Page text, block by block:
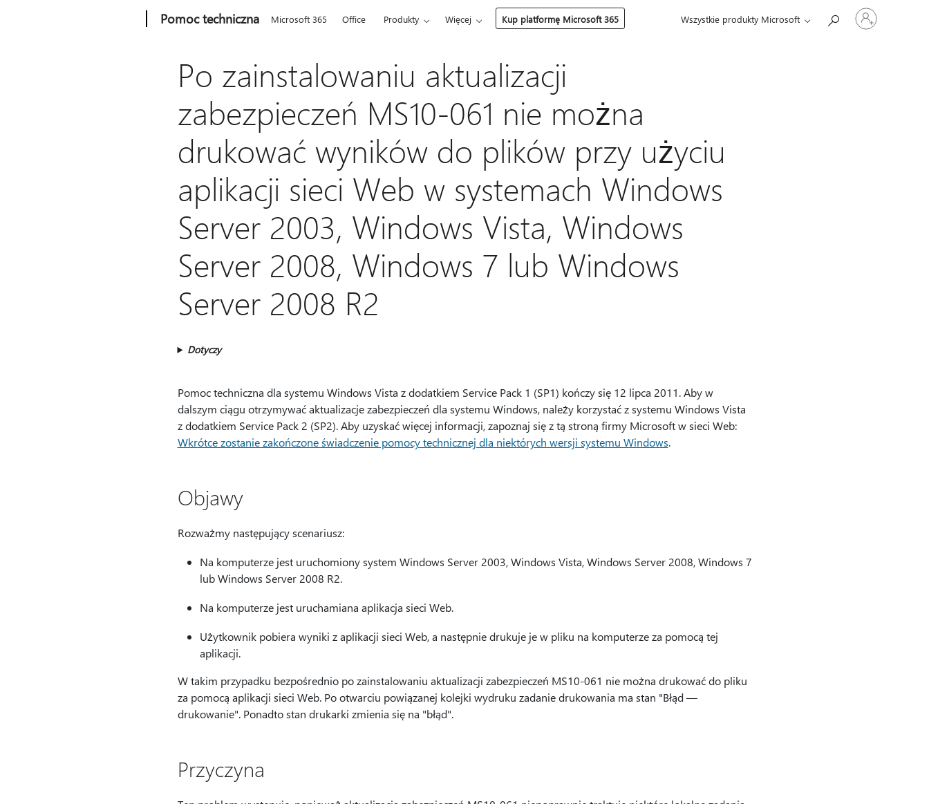
Pomoc techniczna Microsoft 365 Office Produkty Więcej Kup platformę Microsoft 365 Wszystkie produkty Microsoft
Zaloguj
się
do
Po zainstalowaniu aktualizacji
zabezpieczeń MS10-061 nie można
drukować wyników do plików przy użyciu
aplikacji sieci Web w systemach Windows
Server 2003, Windows Vista, Windows
Server 2008, Windows 7 lub Windows
Server 2008 R2
Dotyczy
Pomoc techniczna dla systemu Windows Vista z dodatkiem Service Pack 1 (SP1) kończy się 12 lipca 2011. Aby w
dalszym ciągu otrzymywać aktualizacje zabezpieczeń dla systemu Windows, należy korzystać z systemu Windows Vista
z dodatkiem Service Pack 2 (SP2). Aby uzyskać więcej informacji, zapoznaj się z tą stroną firmy Microsoft w sieci Web:
Wkrótce zostanie zakończone świadczenie pomocy technicznej dla niektórych wersji systemu Windows.
Objawy
Rozważmy następujący scenariusz:
Na komputerze jest uruchomiony system Windows Server 2003, Windows Vista, Windows Server 2008, Windows 7
lub Windows Server 2008 R2.
Na komputerze jest uruchamiana aplikacja sieci Web.
Użytkownik pobiera wyniki z aplikacji sieci Web, a następnie drukuje je w pliku na komputerze za pomocą tej
aplikacji.
W takim przypadku bezpośrednio po zainstalowaniu aktualizacji zabezpieczeń MS10-061 nie można drukować do pliku
za pomocą aplikacji sieci Web. Po otwarciu powiązanej kolejki wydruku zadanie drukowania ma stan "Błąd —
drukowanie". Ponadto stan drukarki zmienia się na "błąd".
Przyczyna